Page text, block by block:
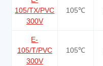
105/TX/PVC
300V
105℃
E-
105/T/PVC
300V
105℃